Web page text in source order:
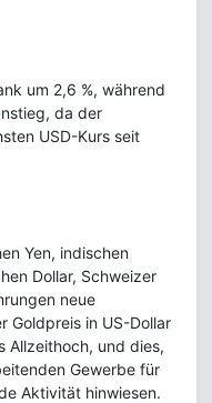
um 2,6 %, während
da der
USD-Kurs seit
Yen, indischen
Dollar, Schweizer
neue
Goldpreis in US-Dollar
Allzeithoch, und dies,
Gewerbe für
Aktivität hinwiesen.